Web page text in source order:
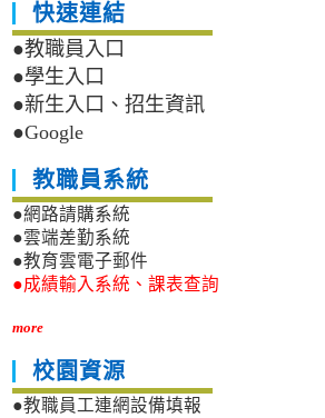
快速連結
●教職員入口
●學生入口
●新生入口、招生資訊
●Google
教職員系統
●網路請購系統
●雲端差勤系統
●教育雲電子郵件
●成績輸入系統、課表查詢
more
校園資源
●教職員工連網設備填報